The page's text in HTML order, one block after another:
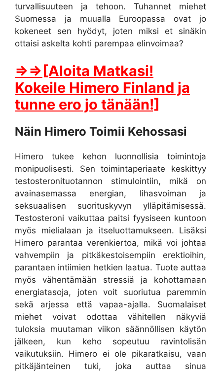
turvallisuuteen ja tehoon. Tuhannet miehet
Suomessa ja muualla Euroopassa ovat jo
kokeneet sen hyödyt, joten miksi et sinäkin
ottaisi askelta kohti parempaa elinvoimaa?
⇒⇒[Aloita Matkasi!
Kokeile Himero Finland ja
tunne ero jo tänään!]
Näin Himero Toimii Kehossasi
Himero tukee kehon luonnollisia toimintoja
monipuolisesti. Sen toimintaperiaate keskittyy
testosteronituotannon stimulointiin, mikä on
avainasemassa energian, lihasvoiman ja
seksuaalisen suorituskyvyn ylläpitämisessä.
Testosteroni vaikuttaa paitsi fyysiseen kuntoon
myös mielialaan ja itseluottamukseen. Lisäksi
Himero parantaa verenkiertoa, mikä voi johtaa
vahvempiin ja pitkäkestoisempiin erektioihin,
parantaen intiimien hetkien laatua. Tuote auttaa
myös vähentämään stressiä ja kohottamaan
energiatasoja, joten voit suoriutua paremmin
sekä arjessa että vapaa-ajalla. Suomalaiset
miehet voivat odottaa vähitellen näkyviä
tuloksia muutaman viikon säännöllisen käytön
jälkeen, kun keho sopeutuu ravintolisän
vaikutuksiin. Himero ei ole pikaratkaisu, vaan
pitkäjänteinen tuki, joka auttaa sinua